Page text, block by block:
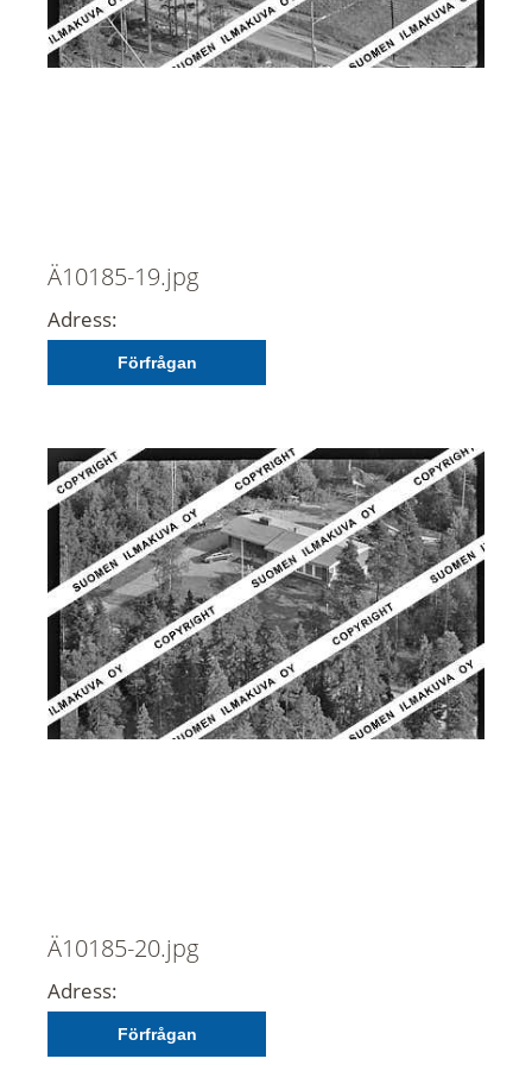
Ä10185-19.jpg
Adress:
Förfrågan
Ä10185-20.jpg
Adress:
Förfrågan